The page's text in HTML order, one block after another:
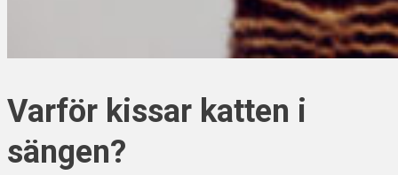
Varför kissar katten i
sängen?